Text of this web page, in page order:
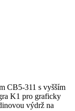
CB5-311 s vyšším
K1 pro graficky
výdrž na